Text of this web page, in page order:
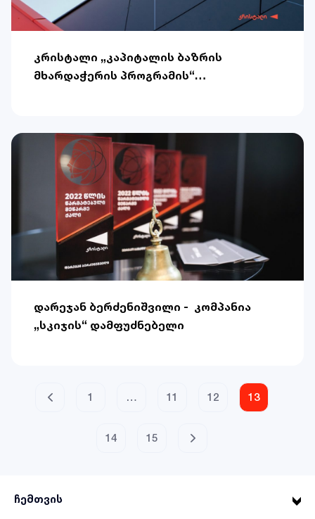
კრისტალი „კაპიტალის ბაზრის
მხარდაჭერის პროგრამის“
დარეჯან ბერძენიშვილი - კომპანია
„სკიჯის“ დამფუძნებელი
1 … 11 12 13
14 15
ჩემთვის